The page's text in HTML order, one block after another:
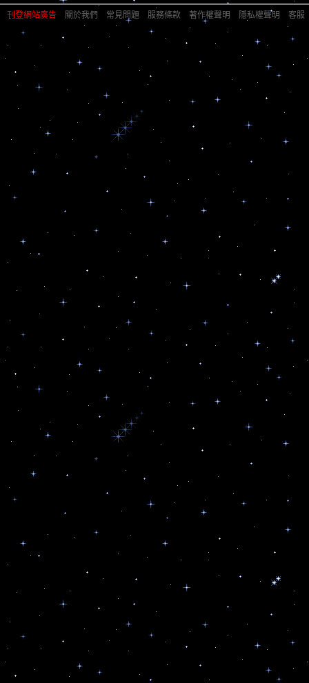
刊登網站廣告 關於我們 常見問題 服務條款 著作權聲明 隱私權聲明 客服